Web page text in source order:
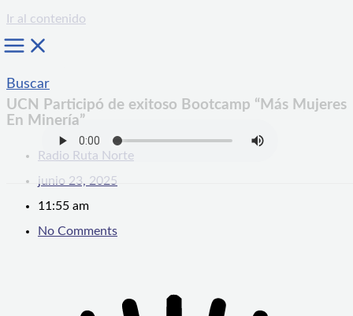
Ir al contenido
Buscar
UCN Participó de exitoso Bootcamp “Más Mujeres
En Minería”
Radio Ruta Norte
junio 23, 2025
11:55 am
No Comments